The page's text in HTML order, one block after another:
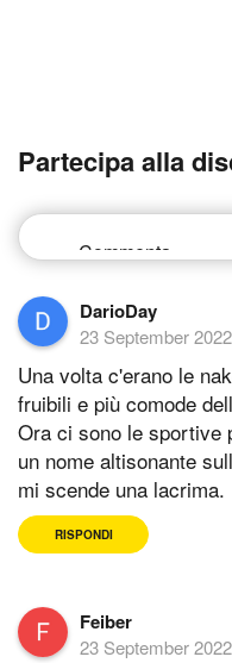
Partecipa alla
DarioDay
23 September 2022
Una volta c'erano le
fruibili e più comode
Ora ci sono le sportive
un nome altisonante
mi scende una lacrima.
RISPONDI
Feiber
23 September 2022